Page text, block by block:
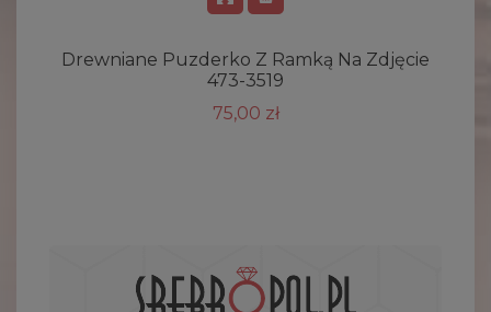
Drewniane Puzderko Z Ramką Na Zdjęcie
473-3519
75,00 zł